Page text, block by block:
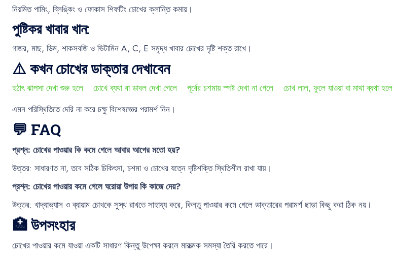
নিয়মিত পামিং, ব্লিঙ্কিং ও ফোকাস শিফটিং চোখের ক্লান্তি কমায়।
পুষ্টিকর খাবার খান:
গাজর, মাছ, ডিম, শাকসবজি ও ভিটামিন A, C, E সমৃদ্ধ খাবার চোখের দৃষ্টি শক্ত রাখে।
⚠️ কখন চোখের ডাক্তার দেখাবেন
হঠাৎ ঝাপসা দেখা শুরু হলে চোখে ব্যথা বা ডাবল দেখা গেলে পূর্বের চশমায় স্পষ্ট দেখা না গেলে
চোখ লাল, ফুলে যাওয়া বা মাথা ব্যথা হলে
এমন পরিস্থিতিতে দেরি না করে চক্ষু বিশেষজ্ঞের পরামর্শ নিন।
💬 FAQ
প্রশ্ন: চোখের পাওয়ার কি কমে গেলে আবার আগের মতো হয়?
উত্তর: সাধারণত না, তবে সঠিক চিকিৎসা, চশমা ও চোখের যত্নে দৃষ্টিশক্তি স্থিতিশীল রাখা যায়।
প্রশ্ন: চোখের পাওয়ার কমে গেলে ঘরোয়া উপায় কি কাজে দেয়?
উত্তর: খাদ্যাভ্যাস ও ব্যায়াম চোখকে সুস্থ রাখতে সাহায্য করে, কিন্তু পাওয়ার কমে গেলে ডাক্তারের পরামর্শ ছাড়া কিছু করা ঠিক নয়।
🏥 উপসংহার
চোখের পাওয়ার কমে যাওয়া একটি সাধারণ কিন্তু উপেক্ষা করলে মারাত্মক সমস্যা তৈরি করতে পারে।